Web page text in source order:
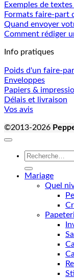
Exemples de
Formats faire-part
Quand envoyer
Comment rédiger
Info pratiques
Poids d'un faire-
Enveloppes
Papiers &
Délais et livraison
Vos avis
©2013-2026
Recherche
Mariage
Quel